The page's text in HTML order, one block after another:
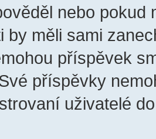
nebo pokud
by měli sami
příspěvek
příspěvky
uživatelé